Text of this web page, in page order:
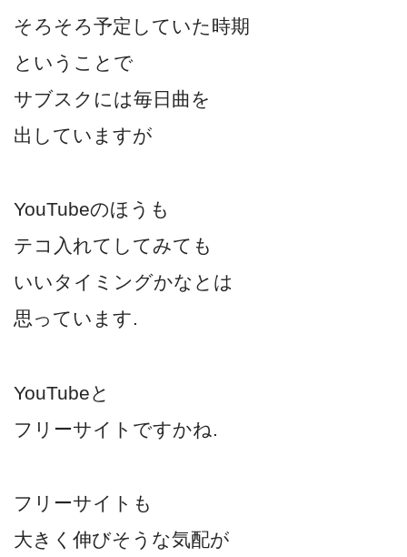
そろそろ予定していた時期
ということで
サブスクには毎日曲を
出していますが
YouTubeのほうも
テコ入れてしてみても
いいタイミングかなとは
思っています.
YouTubeと
フリーサイトですかね.
フリーサイトも
大きく伸びそうな気配が